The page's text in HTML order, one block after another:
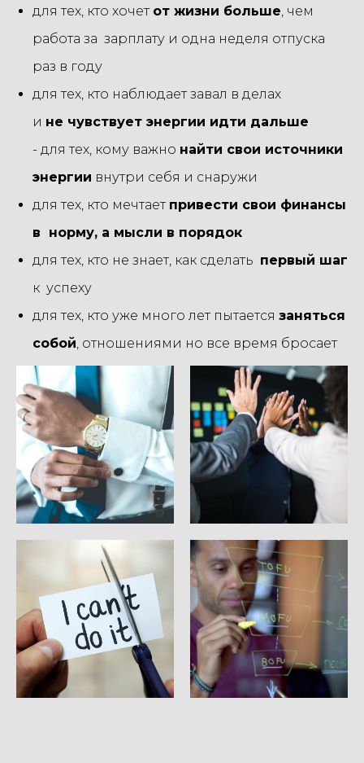
для тех, кто хочет от жизни больше, чем
работа за зарплату и одна неделя отпуска
раз в году
для тех, кто наблюдает завал в делах
и не чувствует энергии идти дальше
- для тех, кому важно найти свои источники
энергии внутри себя и снаружи
для тех, кто мечтает привести свои финансы
в норму, а мысли в порядок
для тех, кто не знает, как сделать первый шаг
к успеху
для тех, кто уже много лет пытается заняться
собой, отношениями но все время бросает